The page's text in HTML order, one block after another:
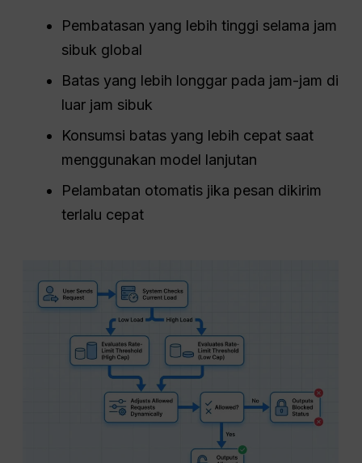
Pembatasan yang lebih tinggi selama jam
sibuk global
Batas yang lebih longgar pada jam-jam di
luar jam sibuk
Konsumsi batas yang lebih cepat saat
menggunakan model lanjutan
Pelambatan otomatis jika pesan dikirim
terlalu cepat